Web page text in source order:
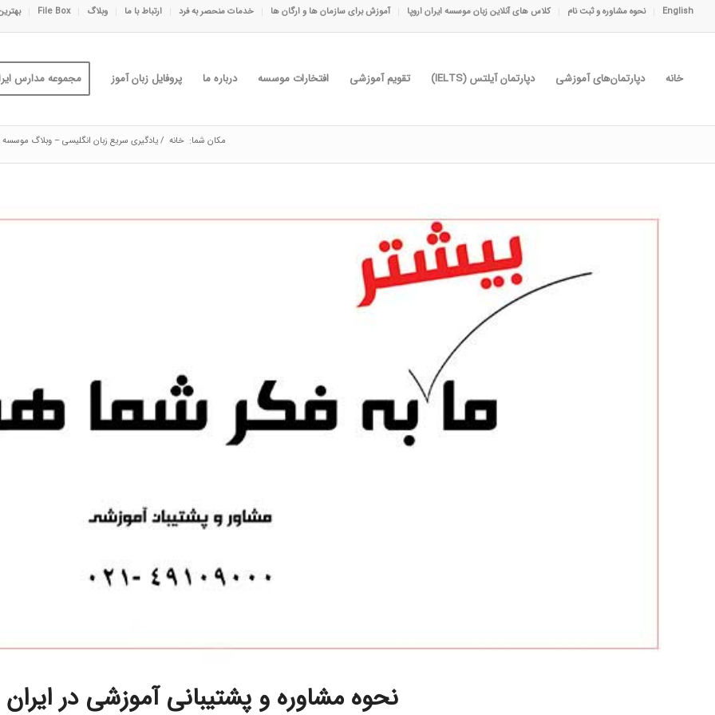
English نحوه مشاوره و ثبت نام کلاس های آنلاین زبان موسسه ایران اروپا آموزش برای سازمان ها و ارگان ها خدمات منحصر به فرد ارتباط با ما وبلاگ File Box
خانه دپارتمان‌های آموزشی دپارتمان آیلتس (IELTS) تقویم آموزشی افتخارات موسسه درباره ما پروفایل زبان آموز مجموعه مدارس
مکان شما: خانه /یادگیری سریع زبان انگلیسی – وبلاگ موسسه
نحوه مشاوره و پشتیبانی آموزشی در ایران